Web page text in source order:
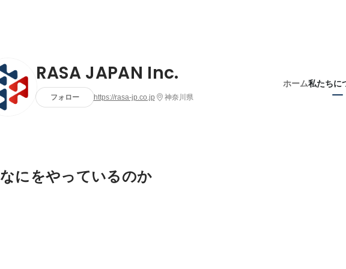
RASA JAPAN Inc.
フォロー https://rasa-jp.co.jp 神奈川県
ホーム私たちに
なにをやっているのか